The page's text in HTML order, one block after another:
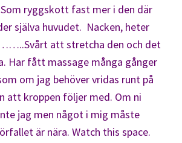
ryggskott fast mer i den där
själva huvudet. Nacken, heter
att stretcha den och det
Har fått massage många gånger
om jag behöver vridas runt på
att kroppen följer med. Om ni
jag men något i mig måste
är nära. Watch this space.